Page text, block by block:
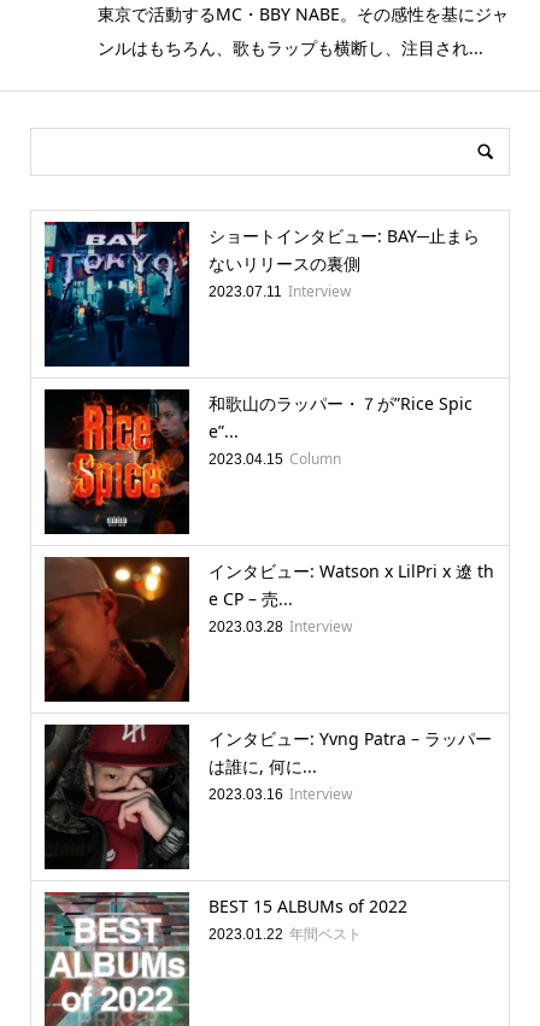
東京で活動するMC・BBY NABE。その感性を基にジャ
ンルはもちろん、歌もラップも横断し、注目され...
ショートインタビュー: BAY─止まら
ないリリースの裏側
2023.07.11 Interview
和歌山のラッパー・７が”Rice Spic
e”...
2023.04.15 Column
インタビュー: Watson x LilPri x 遼 th
e CP – 売...
2023.03.28 Interview
インタビュー: Yvng Patra – ラッパー
は誰に, 何に...
2023.03.16 Interview
BEST 15 ALBUMs of 2022
2023.01.22 年間ベスト